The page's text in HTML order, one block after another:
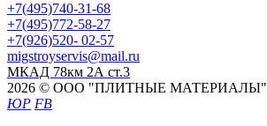
+7(495)740-31-68
+7(495)772-58-27
+7(926)520- 02-57
migstroyservis@mail.ru
МКАД 78км 2А ст.3
2026 © ООО "ПЛИТНЫЕ МАТЕРИАЛЫ"
ЮР FB